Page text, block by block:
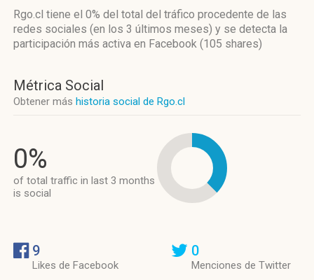
Rgo.cl tiene el 0% del total del tráfico procedente de las
redes sociales (en los 3 últimos meses) y se detecta la
participación más activa en Facebook (105 shares)
Métrica Social
Obtener más historia social de Rgo.cl
0%
of total traffic in last 3 months
is social
9
Likes de Facebook
0
Menciones de Twitter